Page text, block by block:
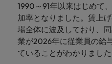
1990～91年以来はじめて
加率となりました。賃上
場全体に波及しており、
業が2026年に従業員の給
ていることがわかりました